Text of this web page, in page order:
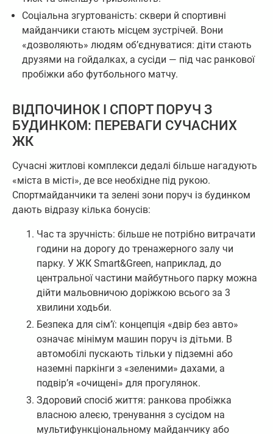
Соціальна згуртованість: сквери й спортивні
майданчики стають місцем зустрічей. Вони
«дозволяють» людям об’єднуватися: діти стають
друзями на гойдалках, а сусіди — під час ранкової
пробіжки або футбольного матчу.
ВІДПОЧИНОК І СПОРТ ПОРУЧ З
БУДИНКОМ: ПЕРЕВАГИ СУЧАСНИХ
ЖК
Сучасні житлові комплекси дедалі більше нагадують
«міста в місті», де все необхідне під рукою.
Спортмайданчики та зелені зони поруч із будинком
дають відразу кілька бонусів:
Час та зручність: більше не потрібно витрачати
години на дорогу до тренажерного залу чи
парку. У ЖК Smart&Green, наприклад, до
центральної частини майбутнього парку можна
дійти мальовничою доріжкою всього за 3
хвилини ходьби.
Безпека для сім’ї: концепція «двір без авто»
означає мінімум машин поруч із дітьми. В
автомобілі пускають тільки у підземні або
наземні паркінги з «зеленими» дахами, а
подвір’я «очищені» для прогулянок.
Здоровий спосіб життя: ранкова пробіжка
власною алеєю, тренування з сусідом на
мультифункціональному майданчику або